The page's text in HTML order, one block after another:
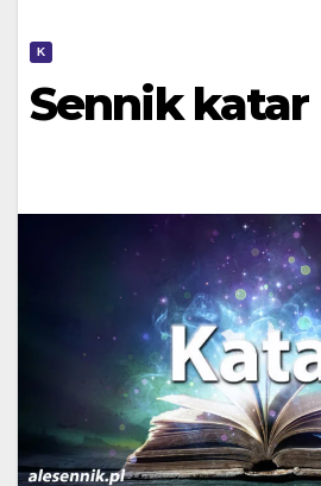
K
Sennik katar